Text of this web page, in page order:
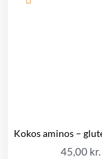
Kokos aminos –
45,00 kr.